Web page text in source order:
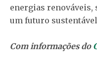
energias renováveis,
um futuro
Com informações do